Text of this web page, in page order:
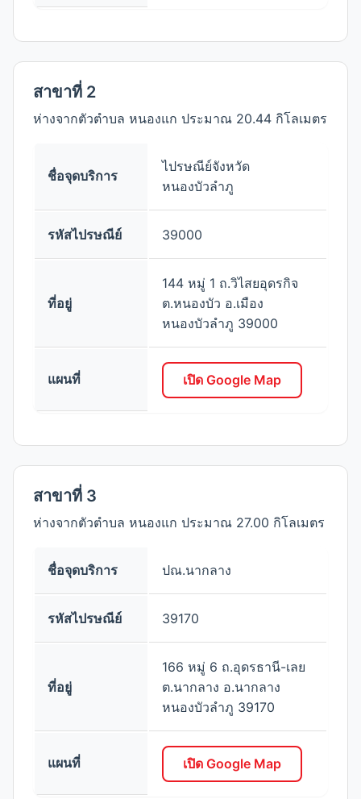
สาขาที่ 2
ห่างจากตัวตำบล หนองแก ประมาณ 20.44 กิโลเมตร
ชื่อจุดบริการ
ไปรษณีย์จังหวัด
หนองบัวลำภู
รหัสไปรษณีย์ 39000
ที่อยู่
144 หมู่ 1 ถ.วิไสยอุดรกิจ
ต.หนองบัว อ.เมือง
หนองบัวลำภู 39000
แผนที่ เปิด Google Map
สาขาที่ 3
ห่างจากตัวตำบล หนองแก ประมาณ 27.00 กิโลเมตร
ชื่อจุดบริการ ปณ.นากลาง
รหัสไปรษณีย์ 39170
ที่อยู่
166 หมู่ 6 ถ.อุดรธานี-เลย
ต.นากลาง อ.นากลาง
หนองบัวลำภู 39170
แผนที่ เปิด Google Map